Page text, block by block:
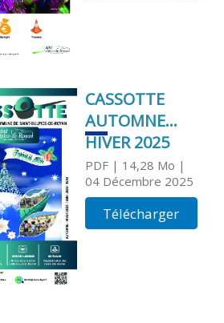
CASSOTTE
AUTOMNE
HIVER 2025
PDF| 14,28 Mo |
04 Décembre 2025
Télécharger